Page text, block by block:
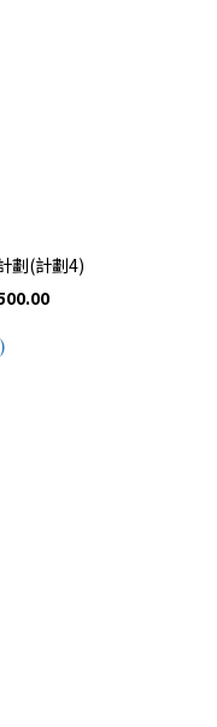
劃(計劃4)